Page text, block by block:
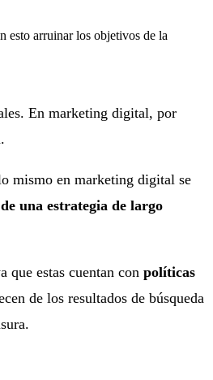
esto arruinar los objetivos de la
En marketing digital, por
mismo en marketing digital se
una estrategia de largo
que estas cuentan con políticas
de los resultados de búsqueda